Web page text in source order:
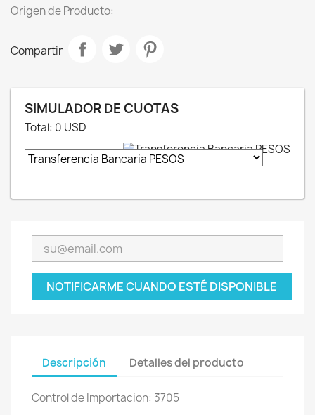
Origen de Producto:
Compartir
SIMULADOR DE CUOTAS
Total: 0 USD
NOTIFICARME CUANDO ESTÉ DISPONIBLE
Descripción Detalles del producto
Control de Importacion: 3705